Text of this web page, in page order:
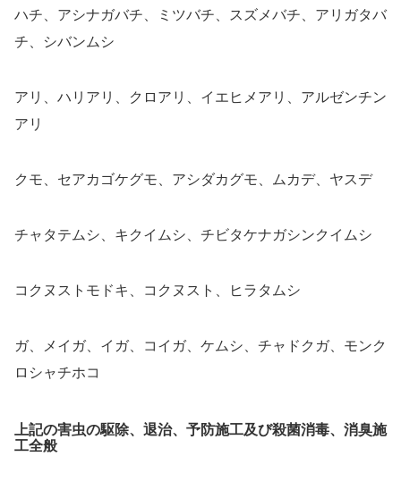
ハチ、アシナガバチ、ミツバチ、スズメバチ、アリガタバ
チ、シバンムシ
アリ、ハリアリ、クロアリ、イエヒメアリ、アルゼンチン
アリ
クモ、セアカゴケグモ、アシダカグモ、ムカデ、ヤスデ
チャタテムシ、キクイムシ、チビタケナガシンクイムシ
コクヌストモドキ、コクヌスト、ヒラタムシ
ガ、メイガ、イガ、コイガ、ケムシ、チャドクガ、モンク
ロシャチホコ
上記の害虫の駆除、退治、予防施工及び殺菌消毒、消臭施
工全般